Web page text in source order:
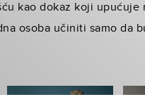
kao dokaz koji
osoba učiniti samo da